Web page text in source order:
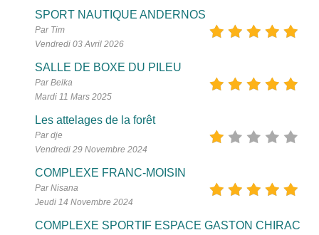
SPORT NAUTIQUE ANDERNOS
Par Tim
Vendredi 03 Avril 2026
SALLE DE BOXE DU PILEU
Par Belka
Mardi 11 Mars 2025
Les attelages de la forêt
Par dje
Vendredi 29 Novembre 2024
COMPLEXE FRANC-MOISIN
Par Nisana
Jeudi 14 Novembre 2024
COMPLEXE SPORTIF ESPACE GASTON CHIRAC